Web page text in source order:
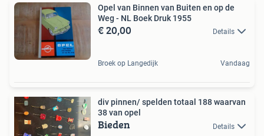
Opel van Binnen van Buiten en op de
Weg - NL Boek Druk 1955
€ 20,00 Details
Broek op Langedijk Vandaag
div pinnen/ spelden totaal 188 waarvan
38 van opel
Bieden Details